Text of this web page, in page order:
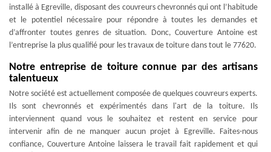
installé à Egreville, disposant des couvreurs chevronnés qui ont l’habitude
et le potentiel nécessaire pour répondre à toutes les demandes et
d’affronter toutes genres de situation. Donc, Couverture Antoine est
l’entreprise la plus qualifié pour les travaux de toiture dans tout le 77620.
Notre entreprise de toiture connue par des artisans
talentueux
Notre société est actuellement composée de quelques couvreurs experts.
Ils sont chevronnés et expérimentés dans l'art de la toiture. Ils
interviennent quand vous le souhaitez et restent en service pour
intervenir afin de ne manquer aucun projet à Egreville. Faites-nous
confiance, Couverture Antoine laissera le travail fait rapidement et qui